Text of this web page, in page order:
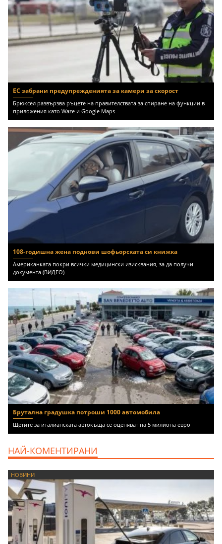
ЕС забрани предупрежденията за камери за скорост
Брюксел развързва ръцете на правителствата за спиране на функции в
приложения като Waze и Google Maps
108-годишна жена поднови шофьорската си книжка
Американката покри всички медицински изисквания, за да получи
документа (ВИДЕО)
Брутална градушка потроши 1000 автомобила
Щетите за италианската автокъща се оценяват на 5 милиона евро
НАЙ-КОМЕНТИРАНИ
НОВИНИ